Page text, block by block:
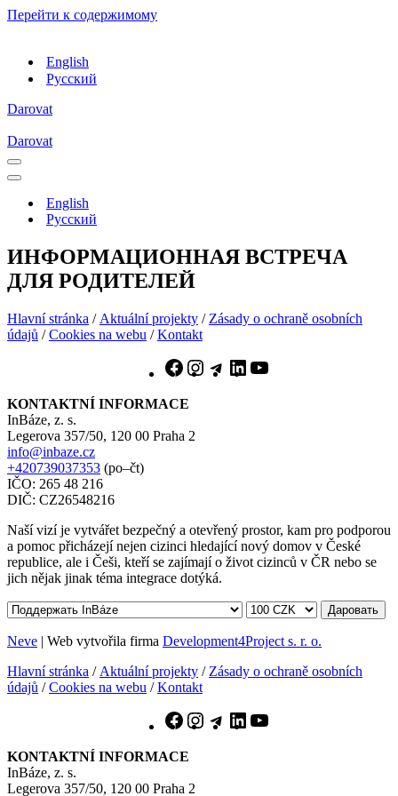
Перейти к содержимому
English
Русский
Darovat
Darovat
Меню
навигации
Меню
навигацииEnglish
Русский
ИНФОРМАЦИОННАЯ ВСТРЕЧА
ДЛЯ РОДИТЕЛЕЙ
Hlavní stránka / Aktuální projekty / Zásady o ochraně osobních
údajů /Cookies na webu /Kontakt
Facebook
Instagram
TelegramLinkedIn
KONTAKTNÍ INFORMACE
InBáze, z. s.
Legerova 357/50, 120 00 Praha 2
info@inbaze.cz
+420739037353 (po–čt)
IČO: 265 48 216
DIČ: CZ26548216
Naší vizí je vytvářet bezpečný a otevřený prostor, kam pro podporou
a pomoc přicházejí nejen cizinci hledající nový domov v České
republice, ale i Češi, kteří se zajímají o život cizinců v ČR nebo se
jich nějak jinak téma integrace dotýká.
Даровать
Neve | Web vytvořila firma Development4Project s. r. o.
Hlavní stránka / Aktuální projekty / Zásady o ochraně osobních
údajů /Cookies na webu /Kontakt
Facebook
Instagram
TelegramLinkedIn
KONTAKTNÍ INFORMACE
InBáze, z. s.
Legerova 357/50, 120 00 Praha 2